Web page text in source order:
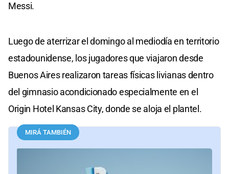
Messi.
Luego de aterrizar el domingo al mediodía en territorio
estadounidense, los jugadores que viajaron desde
Buenos Aires realizaron tareas físicas livianas dentro
del gimnasio acondicionado especialmente en el
Origin Hotel Kansas City, donde se aloja el plantel.
MIRÁ TAMBIÉN